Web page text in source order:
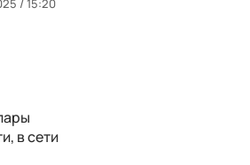
/ 15:20
в сети